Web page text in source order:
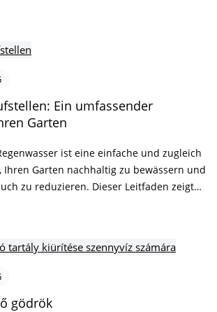
diesem Beitrag erfahren Sie, welche
es neben der klassischen Regentonne
durchdachten Systemen von Wisy Ihr
Ein umfassender
Garten
ist eine einfache und zugleich
Ihren Garten nachhaltig zu bewässern und
zu reduzieren. Dieser Leitfaden zeigt
können.
gödrök